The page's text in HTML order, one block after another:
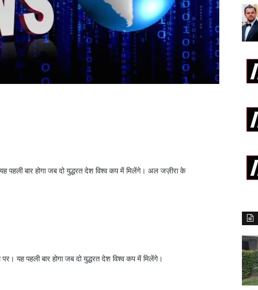
बार होगा जब दो युद्धरत देश विश्व कप में मिलेंगे। अल जज़ीरा के
यह पहली बार होगा जब दो युद्धरत देश विश्व कप में मिलेंगे।